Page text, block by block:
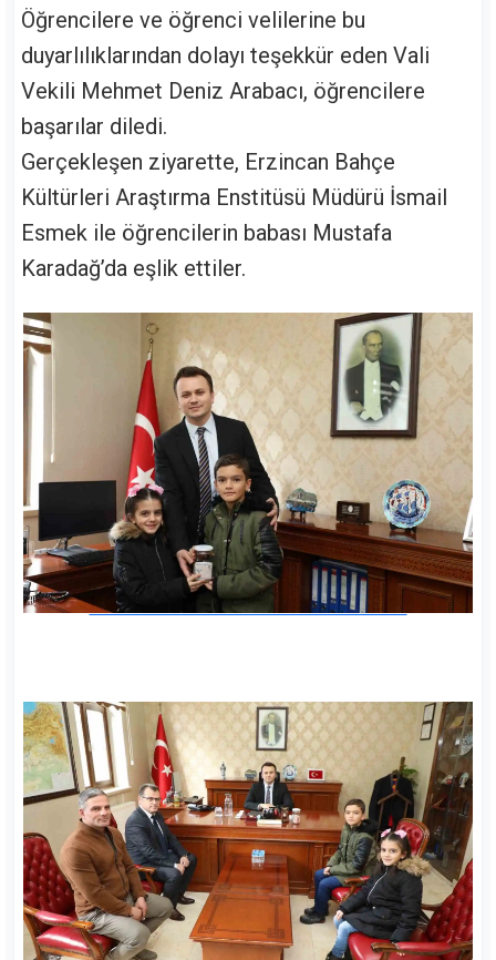
Öğrencilere ve öğrenci velilerine bu
duyarlılıklarından dolayı teşekkür eden Vali
Vekili Mehmet Deniz Arabacı, öğrencilere
başarılar diledi.
Gerçekleşen ziyarette, Erzincan Bahçe
Kültürleri Araştırma Enstitüsü Müdürü İsmail
Esmek ile öğrencilerin babası Mustafa
Karadağ’da eşlik ettiler.